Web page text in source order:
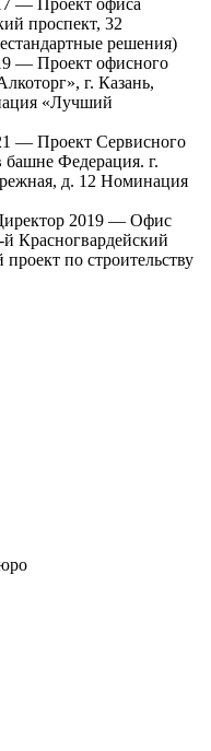
проспект, 32
решения)
— Проект офисного
г. Казань,
«Лучший
— Проект Сервисного
Федерация. г.
д. 12 Номинация
2019 — Офис
Красногвардейский
по строительству